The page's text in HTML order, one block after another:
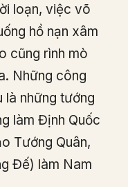
loạn, việc võ
hồ nạn xâm
cũng rình mò
Những công
là những tướng
làm Định Quốc
Tướng Quân,
Đế) làm Nam